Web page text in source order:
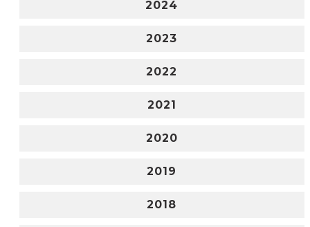
2024
2023
2022
2021
2020
2019
2018